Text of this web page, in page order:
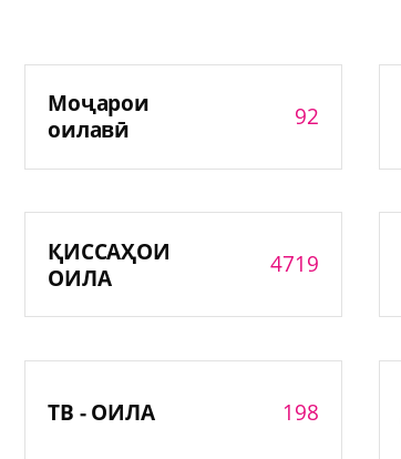
Моҷарои
оилавӣ
92
ҚИССАҲОИ
ОИЛА
4719
ТВ - ОИЛА 198